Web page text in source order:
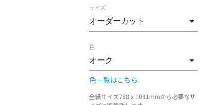
サイズ
色
色一覧はこちら
全紙サイズ788 x 1091mmから必要なサ